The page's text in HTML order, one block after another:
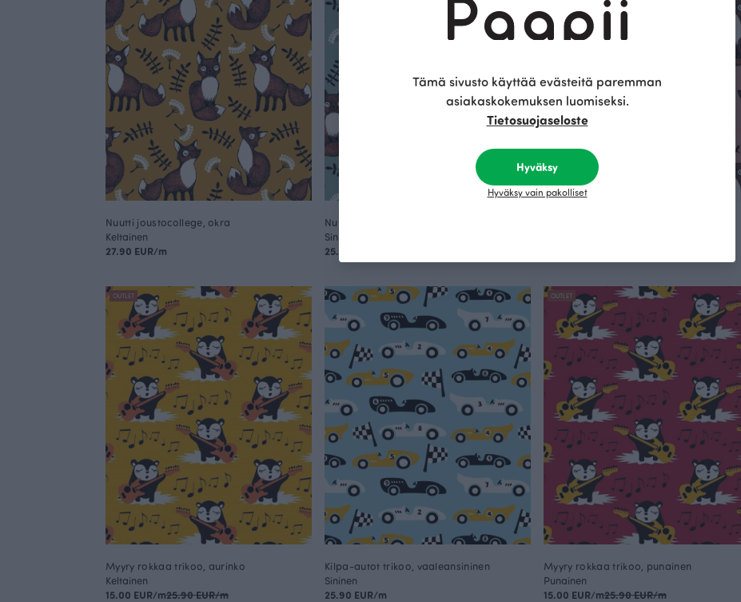
Nuutti joustocollege, okra
Keltainen
27.90 EUR/m
Nuutti trikoo, lähde
Sinivihreä
25.90 EUR/m
OUTLET
Myyry rokkaa trikoo, aurinko
Keltainen
15.00 EUR/m25.90 EUR/m
Kilpa-autot trikoo, vaaleansininen
Sininen
25.90 EUR/m
OUTLET
Myyry rokkaa trikoo, punainen
Punainen
15.00 EUR/m25.90 EUR/m
Tämä sivusto käyttää evästeitä paremman
asiakaskokemuksen luomiseksi.
Tietosuojaseloste
Hyväksy
Hyväksy vain pakolliset